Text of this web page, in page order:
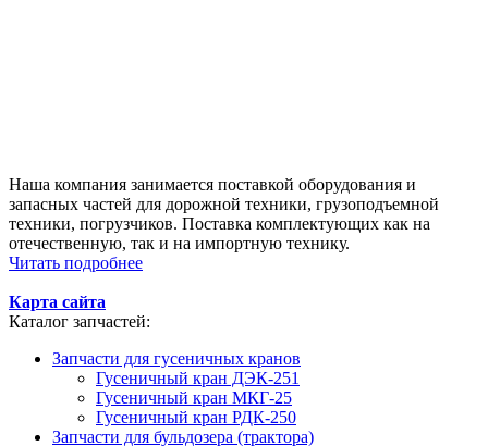
Наша компания занимается поставкой оборудования и
запасных частей для дорожной техники, грузоподъемной
техники, погрузчиков. Поставка комплектующих как на
отечественную, так и на импортную технику.
Читать подробнее
Карта сайта
Каталог запчастей:
Запчасти для гусеничных кранов
Гусеничный кран ДЭК-251
Гусеничный кран МКГ-25
Гусеничный кран РДК-250
Запчасти для бульдозера (трактора)